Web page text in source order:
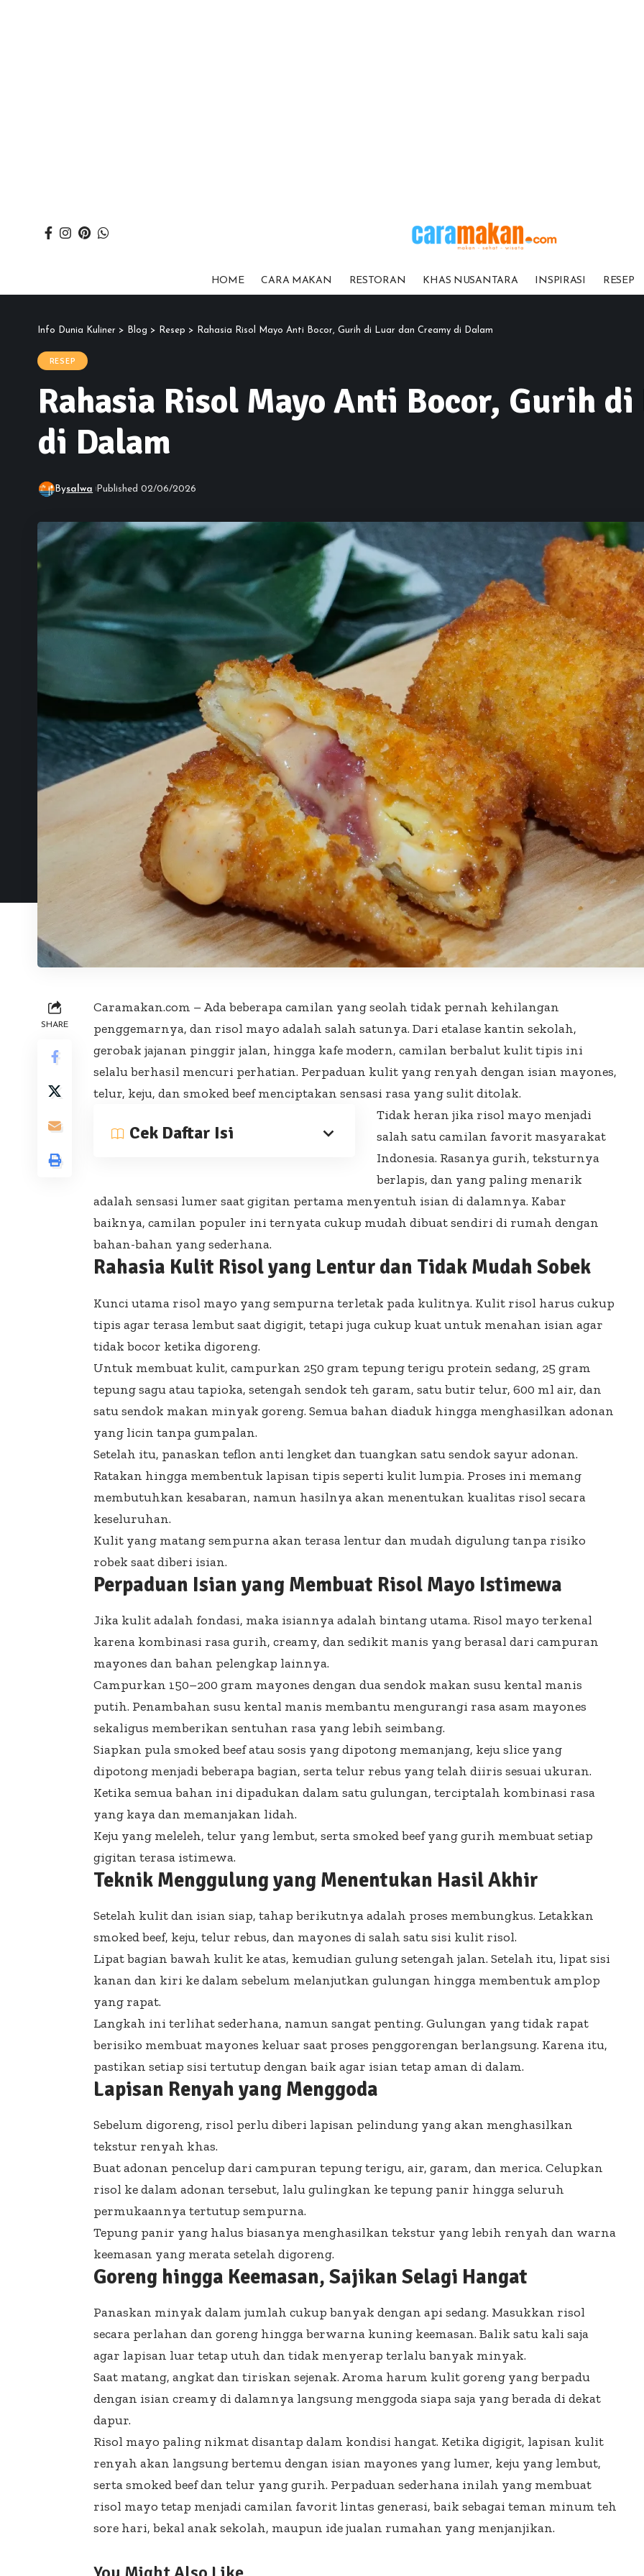
HOME CARA MAKAN RESTORAN KHAS NUSANTARA INSPIRASI RESEP
Info Dunia Kuliner > Blog > Resep > Rahasia Risol Mayo Anti Bocor, Gurih di Luar dan Creamy di Dalam
RESEP
Rahasia Risol Mayo Anti Bocor, Gurih
di Dalam
Bysalwa Published 02/06/2026
SHARE
Caramakan.com – Ada beberapa camilan yang seolah tidak pernah kehilangan
penggemarnya, dan risol mayo adalah salah satunya. Dari etalase kantin sekolah,
gerobak jajanan pinggir jalan, hingga kafe modern, camilan berbalut kulit tipis ini
selalu berhasil mencuri perhatian. Perpaduan kulit yang renyah dengan isian mayones,
telur, keju, dan smoked beef menciptakan sensasi rasa yang sulit ditolak.
Cek Daftar Isi
Tidak heran jika risol mayo menjadi
salah satu camilan favorit masyarakat
Indonesia. Rasanya gurih, teksturnya
berlapis, dan yang paling menarik
adalah sensasi lumer saat gigitan pertama menyentuh isian di dalamnya. Kabar
baiknya, camilan populer ini ternyata cukup mudah dibuat sendiri di rumah dengan
bahan-bahan yang sederhana.
Rahasia Kulit Risol yang Lentur dan Tidak Mudah Sobek
Kunci utama risol mayo yang sempurna terletak pada kulitnya. Kulit risol harus cukup
tipis agar terasa lembut saat digigit, tetapi juga cukup kuat untuk menahan isian agar
tidak bocor ketika digoreng.
Untuk membuat kulit, campurkan 250 gram tepung terigu protein sedang, 25 gram
tepung sagu atau tapioka, setengah sendok teh garam, satu butir telur, 600 ml air, dan
satu sendok makan minyak goreng. Semua bahan diaduk hingga menghasilkan adonan
yang licin tanpa gumpalan.
Setelah itu, panaskan teflon anti lengket dan tuangkan satu sendok sayur adonan.
Ratakan hingga membentuk lapisan tipis seperti kulit lumpia. Proses ini memang
membutuhkan kesabaran, namun hasilnya akan menentukan kualitas risol secara
keseluruhan.
Kulit yang matang sempurna akan terasa lentur dan mudah digulung tanpa risiko
robek saat diberi isian.
Perpaduan Isian yang Membuat Risol Mayo Istimewa
Jika kulit adalah fondasi, maka isiannya adalah bintang utama. Risol mayo terkenal
karena kombinasi rasa gurih, creamy, dan sedikit manis yang berasal dari campuran
mayones dan bahan pelengkap lainnya.
Campurkan 150–200 gram mayones dengan dua sendok makan susu kental manis
putih. Penambahan susu kental manis membantu mengurangi rasa asam mayones
sekaligus memberikan sentuhan rasa yang lebih seimbang.
Siapkan pula smoked beef atau sosis yang dipotong memanjang, keju slice yang
dipotong menjadi beberapa bagian, serta telur rebus yang telah diiris sesuai ukuran.
Ketika semua bahan ini dipadukan dalam satu gulungan, terciptalah kombinasi rasa
yang kaya dan memanjakan lidah.
Keju yang meleleh, telur yang lembut, serta smoked beef yang gurih membuat setiap
gigitan terasa istimewa.
Teknik Menggulung yang Menentukan Hasil Akhir
Setelah kulit dan isian siap, tahap berikutnya adalah proses membungkus. Letakkan
smoked beef, keju, telur rebus, dan mayones di salah satu sisi kulit risol.
Lipat bagian bawah kulit ke atas, kemudian gulung setengah jalan. Setelah itu, lipat sisi
kanan dan kiri ke dalam sebelum melanjutkan gulungan hingga membentuk amplop
yang rapat.
Langkah ini terlihat sederhana, namun sangat penting. Gulungan yang tidak rapat
berisiko membuat mayones keluar saat proses penggorengan berlangsung. Karena itu,
pastikan setiap sisi tertutup dengan baik agar isian tetap aman di dalam.
Lapisan Renyah yang Menggoda
Sebelum digoreng, risol perlu diberi lapisan pelindung yang akan menghasilkan
tekstur renyah khas.
Buat adonan pencelup dari campuran tepung terigu, air, garam, dan merica. Celupkan
risol ke dalam adonan tersebut, lalu gulingkan ke tepung panir hingga seluruh
permukaannya tertutup sempurna.
Tepung panir yang halus biasanya menghasilkan tekstur yang lebih renyah dan warna
keemasan yang merata setelah digoreng.
Goreng hingga Keemasan, Sajikan Selagi Hangat
Panaskan minyak dalam jumlah cukup banyak dengan api sedang. Masukkan risol
secara perlahan dan goreng hingga berwarna kuning keemasan. Balik satu kali saja
agar lapisan luar tetap utuh dan tidak menyerap terlalu banyak minyak.
Saat matang, angkat dan tiriskan sejenak. Aroma harum kulit goreng yang berpadu
dengan isian creamy di dalamnya langsung menggoda siapa saja yang berada di dekat
dapur.
Risol mayo paling nikmat disantap dalam kondisi hangat. Ketika digigit, lapisan kulit
renyah akan langsung bertemu dengan isian mayones yang lumer, keju yang lembut,
serta smoked beef dan telur yang gurih. Perpaduan sederhana inilah yang membuat
risol mayo tetap menjadi camilan favorit lintas generasi, baik sebagai teman minum teh
sore hari, bekal anak sekolah, maupun ide jualan rumahan yang menjanjikan.